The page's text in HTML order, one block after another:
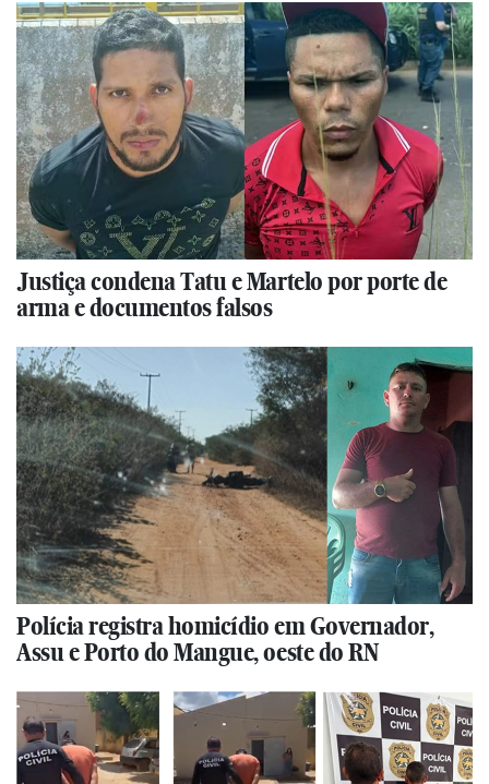
Justiça condena Tatu e Martelo por porte de
arma e documentos falsos
Polícia registra homicídio em Governador,
Assu e Porto do Mangue, oeste do RN